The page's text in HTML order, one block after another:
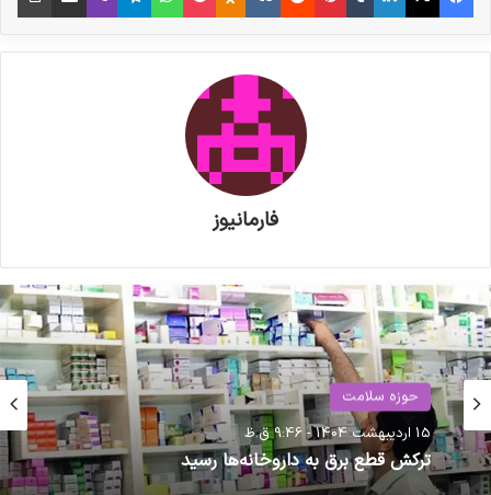
معنادار نرخ ارز، آثار تورمی قابل توجهی بر هزینه‌های
دارو و تجهیزات پزشکی خواهد داشت که حتی با
رشد بالای بودجه نیز به‌ طور کامل قابل جبران
داروخانه‌ها از اتصال به سامانه
مودیان مستثنی شوند
آئین نامه طرح دارو رسانی درب منزل
به زودی ابلاغ می شود
فارمانیوز
حوزه سلامت
15 اردیبهشت 1404 - 9:46 ق.ظ
ترکش قطع برق به داروخانه‌ها رسید
رویداد ها
20 خرداد 1405 - 7:08 ب.ظ